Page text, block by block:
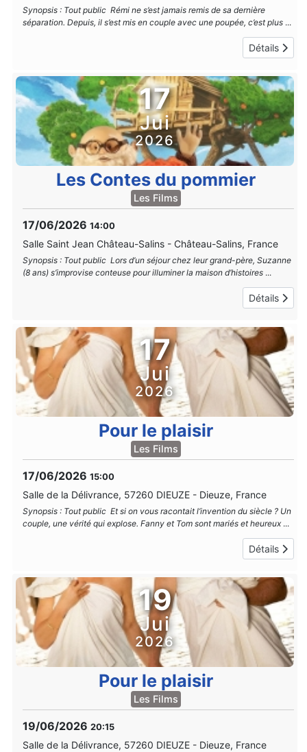
Synopsis : Tout public Rémi ne s’est jamais remis de sa dernière
séparation. Depuis, il s’est mis en couple avec une poupée, c’est plus ...
Détails
17
Jui
2026
Les Contes du pommier
Les Films
17/06/2026 14:00
Salle Saint Jean Château-Salins - Château-Salins, France
Synopsis : Tout public Lors d’un séjour chez leur grand-père, Suzanne
(8 ans) s’improvise conteuse pour illuminer la maison d’histoires ...
Détails
17
Jui
2026
Pour le plaisir
Les Films
17/06/2026 15:00
Salle de la Délivrance, 57260 DIEUZE - Dieuze, France
Synopsis : Tout public Et si on vous racontait l’invention du siècle ? Un
couple, une vérité qui explose. Fanny et Tom sont mariés et heureux...
Détails
19
Jui
2026
Pour le plaisir
Les Films
19/06/2026 20:15
Salle de la Délivrance, 57260 DIEUZE - Dieuze, France